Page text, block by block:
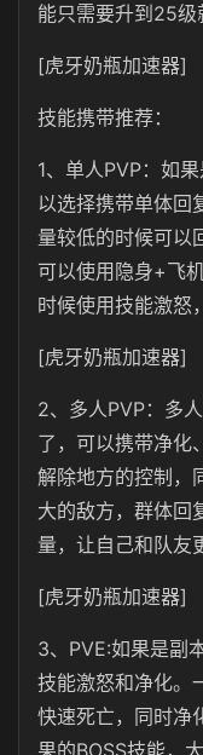
能只需要升到25级
[虎牙奶瓶加速器]
技能携带推荐：
1、单人PVP：如
以选择携带单体回
量较低的时候可以
可以使用隐身+飞
时候使用技能激怒
[虎牙奶瓶加速器]
2、多人PVP：多
了，可以携带净化
解除地方的控制，
大的敌方，群体回
量，让自己和队友
[虎牙奶瓶加速器]
3、PVE:如果是副
技能激怒和净化。
快速死亡，同时净
果的BOSS技能，